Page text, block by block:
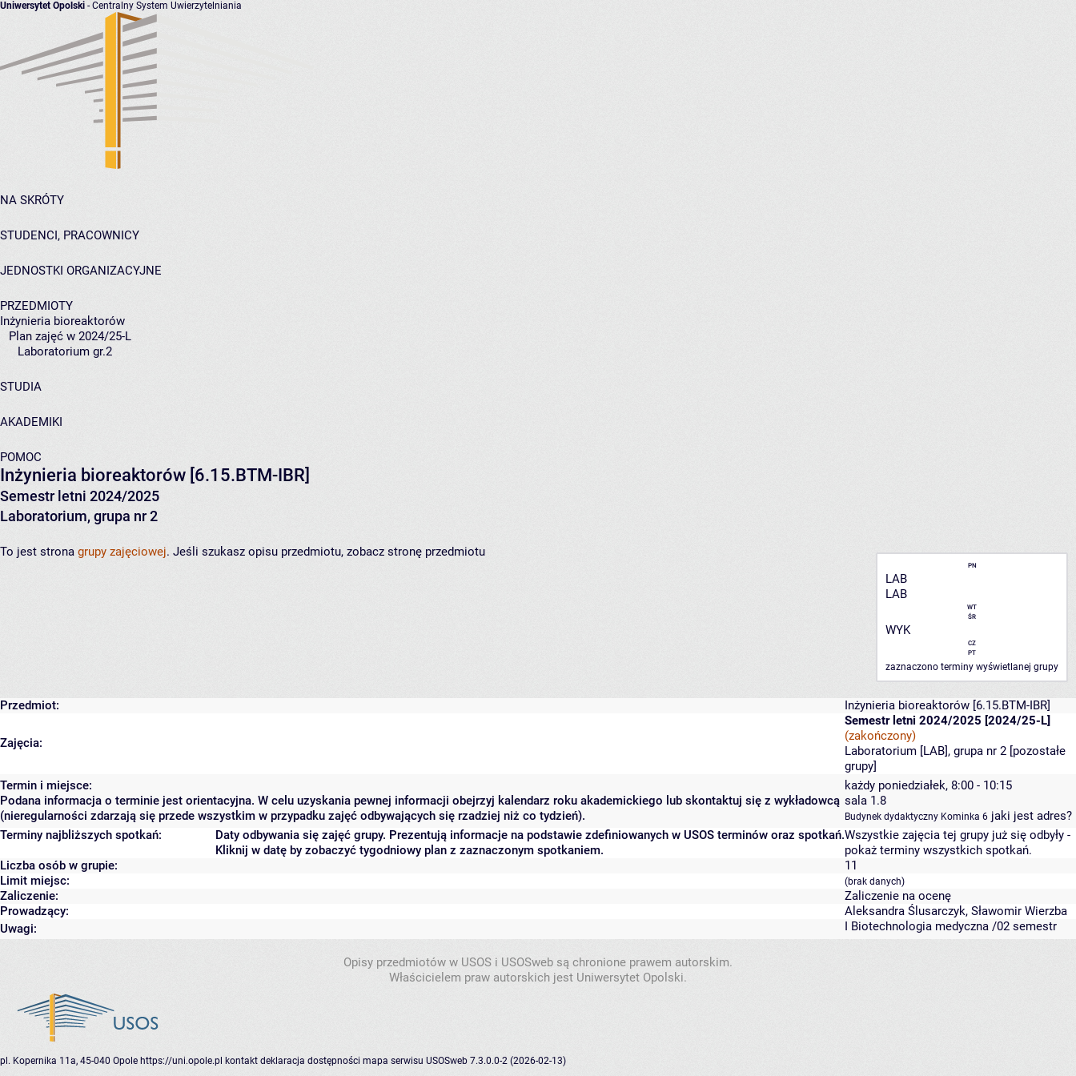
Uniwersytet Opolski - Centralny System Uwierzytelniania
NA SKRÓTY
STUDENCI, PRACOWNICY
JEDNOSTKI ORGANIZACYJNE
PRZEDMIOTY
Inżynieria bioreaktorów
Plan zajęć w 2024/25-L
Laboratorium gr.2
STUDIA
AKADEMIKI
POMOC
Inżynieria bioreaktorów [6.15.BTM-IBR]
Semestr letni 2024/2025
Laboratorium, grupa nr 2
PN
LAB
LAB
WT
ŚR
WYK
CZ
PT
zaznaczono terminy wyświetlanej grupy
To jest strona grupy zajęciowej. Jeśli szukasz opisu przedmiotu, zobacz stronę przedmiotu
Przedmiot: Inżynieria bioreaktorów [6.15.BTM-IBR]
Zajęcia:
Semestr letni 2024/2025 [2024/25-L]
(zakończony)
Laboratorium [LAB], grupa nr 2 [pozostałe
grupy]
Termin i miejsce:
Podana informacja o terminie jest orientacyjna. W celu uzyskania pewnej informacji obejrzyj kalendarz roku akademickiego lub skontaktuj się z wykładowcą
(nieregularności zdarzają się przede wszystkim w przypadku zajęć odbywających się rzadziej niż co tydzień).
każdy poniedziałek, 8:00 - 10:15
sala 1.8
Budynek dydaktyczny Kominka 6 jaki jest adres?
Terminy najbliższych spotkań:
Daty odbywania się zajęć grupy. Prezentują informacje na podstawie zdefiniowanych w USOS terminów oraz spotkań.
Kliknij w datę by zobaczyć tygodniowy plan z zaznaczonym spotkaniem.
Wszystkie zajęcia tej grupy już się odbyły -
pokaż terminy wszystkich spotkań.
Liczba osób w grupie:
11
Limit miejsc:
(brak danych)
Zaliczenie:
Zaliczenie na ocenę
Prowadzący:
Aleksandra Ślusarczyk, Sławomir Wierzba
Uwagi:
I Biotechnologia medyczna /02 semestr
Opisy przedmiotów w USOS i USOSweb są chronione prawem autorskim.
Właścicielem praw autorskich jest Uniwersytet Opolski.
pl. Kopernika 11a, 45-040 Opole https://uni.opole.pl kontakt deklaracja dostępności mapa serwisu USOSweb 7.3.0.0-2 (2026-02-13)